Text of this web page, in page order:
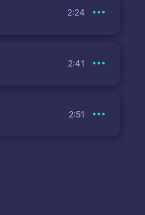
2:24
2:41
2:51